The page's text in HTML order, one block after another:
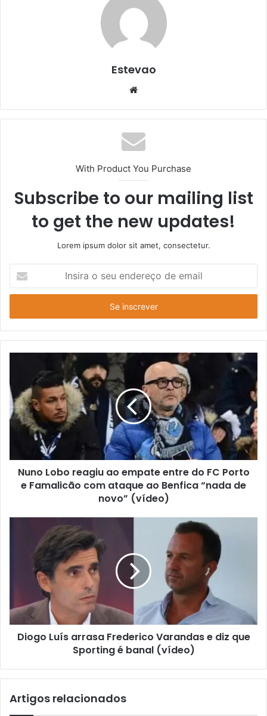
Estevao
Website
With Product You Purchase
Subscribe to our mailing list
to get the new updates!
Lorem ipsum dolor sit amet, consectetur.
seu
de
email
Nuno Lobo reagiu ao empate entre do FC Porto
e Famalicão com ataque ao Benfica “nada de
novo” (vídeo)
Diogo Luís arrasa Frederico Varandas e diz que
Sporting é banal (vídeo)
Artigos relacionados